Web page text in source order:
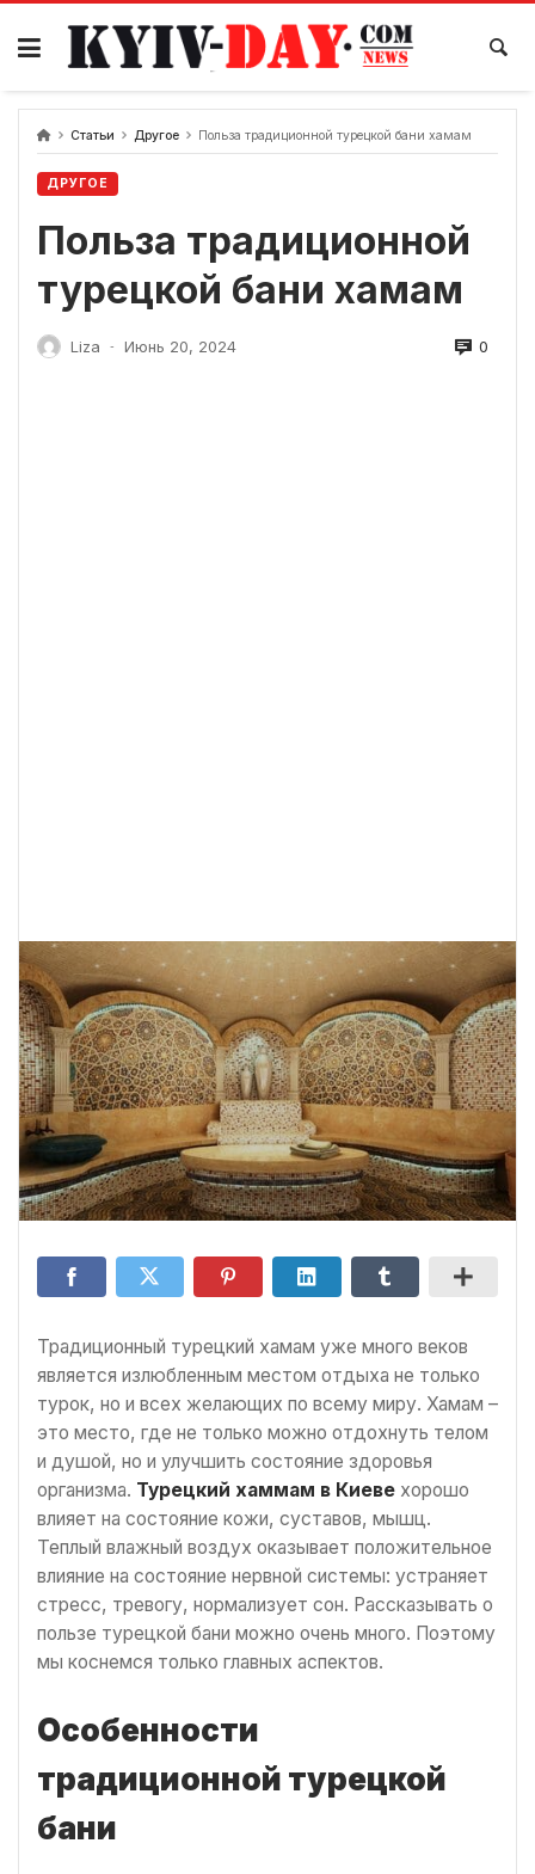
перейти
содержанию
Статьи Другое Польза традиционной турецкой бани хамам
ДРУГОЕ
Польза традиционной
турецкой бани хамам
Liza - Июнь 20, 2024 0
Традиционный турецкий хамам уже много веков
является излюбленным местом отдыха не только
турок, но и всех желающих по всему миру. Хамам –
это место, где не только можно отдохнуть телом
и душой, но и улучшить состояние здоровья
организма. Турецкий хаммам в Киеве хорошо
влияет на состояние кожи, суставов, мышц.
Теплый влажный воздух оказывает положительное
влияние на состояние нервной системы: устраняет
стресс, тревогу, нормализует сон. Рассказывать о
пользе турецкой бани можно очень много. Поэтому
мы коснемся только главных аспектов.
Особенности
традиционной турецкой
бани